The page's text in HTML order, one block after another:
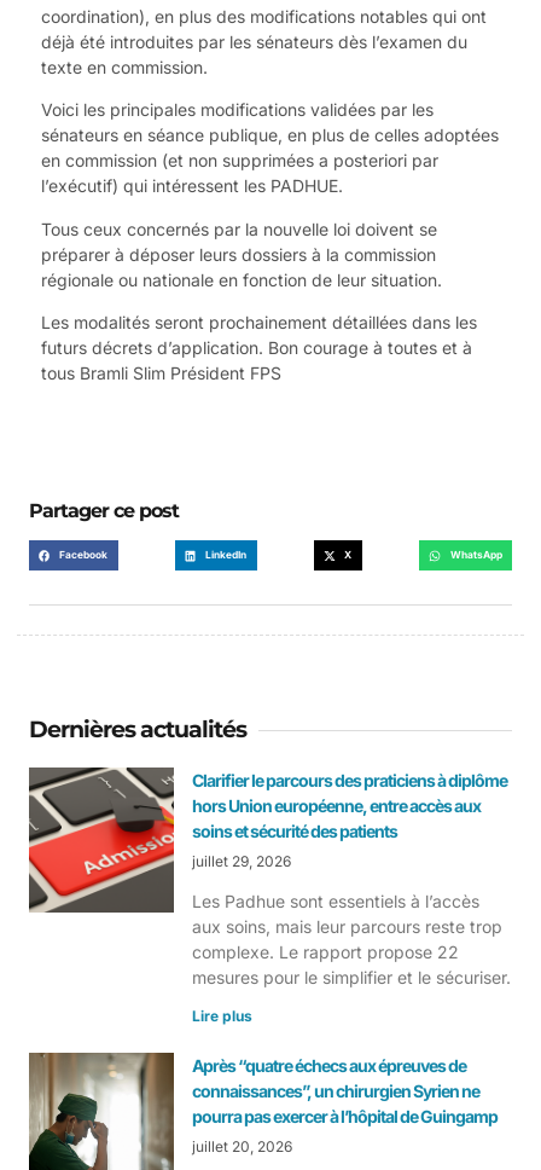
coordination), en plus des modifications notables qui ont
déjà été introduites par les sénateurs dès l’examen du
texte en commission.
Voici les principales modifications validées par les
sénateurs en séance publique, en plus de celles adoptées
en commission (et non supprimées a posteriori par
l’exécutif) qui intéressent les PADHUE.
Tous ceux concernés par la nouvelle loi doivent se
préparer à déposer leurs dossiers à la commission
régionale ou nationale en fonction de leur situation.
Les modalités seront prochainement détaillées dans les
futurs décrets d’application. Bon courage à toutes et à
tous Bramli Slim Président FPS
Partager ce post
Facebook LinkedIn X WhatsApp
Dernières actualités
Clarifier le parcours des praticiens à diplôme
hors Union européenne, entre accès aux
soins et sécurité des patients
juillet 29, 2026
Les Padhue sont essentiels à l’accès
aux soins, mais leur parcours reste trop
complexe. Le rapport propose 22
mesures pour le simplifier et le sécuriser.
Lire plus
Après “quatre échecs aux épreuves de
connaissances”, un chirurgien Syrien ne
pourra pas exercer à l’hôpital de Guingamp
juillet 20, 2026